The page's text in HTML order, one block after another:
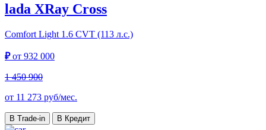
lada XRay Cross
Comfort Light 1.6 CVT (113 л.с.)
₽от 932 000
1 450 900
от 11 273 руб/мес.
В Trade-in В Кредит